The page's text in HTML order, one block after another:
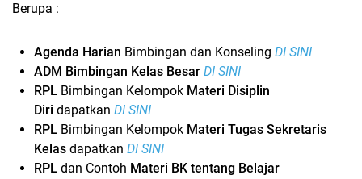
Berupa :
Agenda Harian Bimbingan dan Konseling DI SINI
ADM Bimbingan Kelas Besar DI SINI
RPL Bimbingan Kelompok Materi Disiplin
Diri dapatkan DI SINI
RPL Bimbingan Kelompok Materi Tugas Sekretaris
Kelas dapatkan DI SINI
RPL dan Contoh Materi BK tentang Belajar